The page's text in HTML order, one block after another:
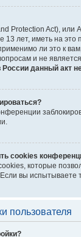
Protection Act),
лет, иметь на это
ли это к
и не
данный акт
cookies
которые
вы испытываете
пользователя